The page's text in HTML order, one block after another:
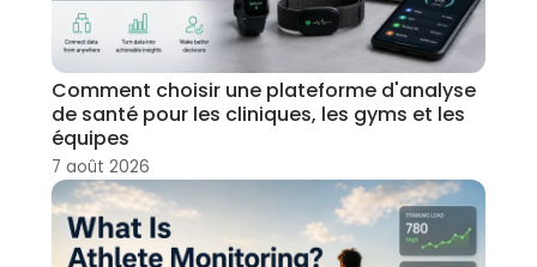
Comment choisir une plateforme d'analyse
de santé pour les cliniques, les gyms et les
équipes
7 août 2026